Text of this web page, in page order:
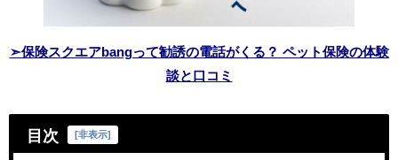
➣保険スクエアbangって勧誘の電話がくる？ ペット保険の体験
談と口コミ
目次 [非表示]